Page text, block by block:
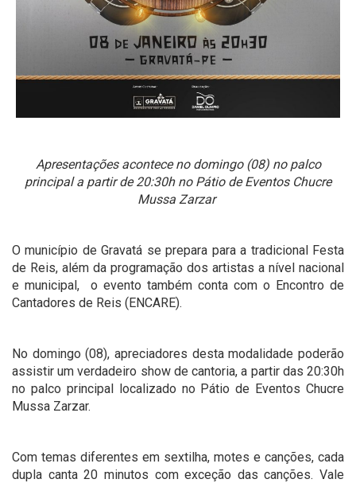
Apresentações acontece no domingo (08) no palco
principal a partir de 20:30h no Pátio de Eventos Chucre
Mussa Zarzar
O município de Gravatá se prepara para a tradicional Festa
de Reis, além da programação dos artistas a nível nacional
e municipal, o evento também conta com o Encontro de
Cantadores de Reis (ENCARE).
No domingo (08), apreciadores desta modalidade poderão
assistir um verdadeiro show de cantoria, a partir das 20:30h
no palco principal localizado no Pátio de Eventos Chucre
Mussa Zarzar.
Com temas diferentes em sextilha, motes e canções, cada
dupla canta 20 minutos com exceção das canções. Vale